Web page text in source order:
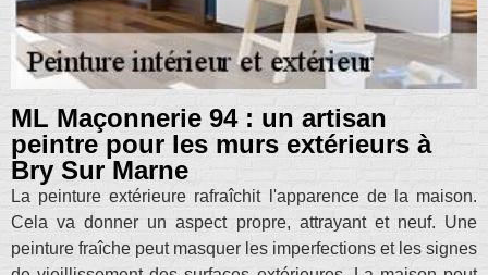
ML Maçonnerie 94 : un artisan
peintre pour les murs extérieurs à
Bry Sur Marne
La peinture extérieure rafraîchit l'apparence de la maison.
Cela va donner un aspect propre, attrayant et neuf. Une
peinture fraîche peut masquer les imperfections et les signes